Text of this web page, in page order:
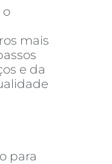
o
mais
e da
para